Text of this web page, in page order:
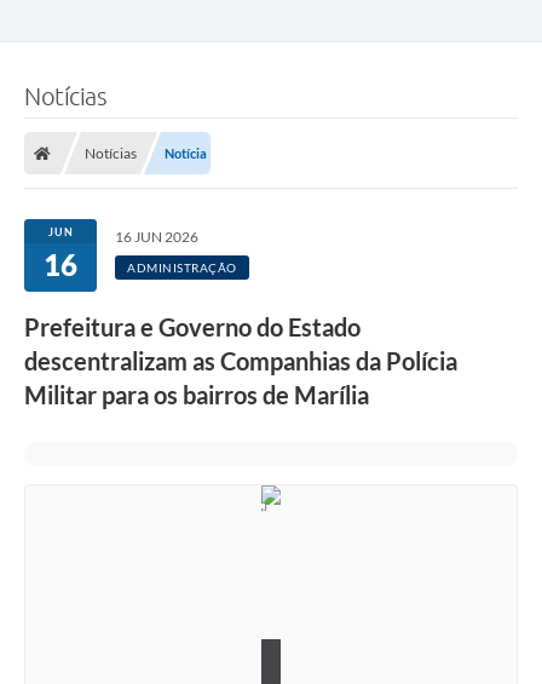
Notícias
Notícias Notícia
JUN
16
16 JUN 2026
ADMINISTRAÇÃO
Prefeitura e Governo do Estado
descentralizam as Companhias da Polícia
Militar para os bairros de Marília